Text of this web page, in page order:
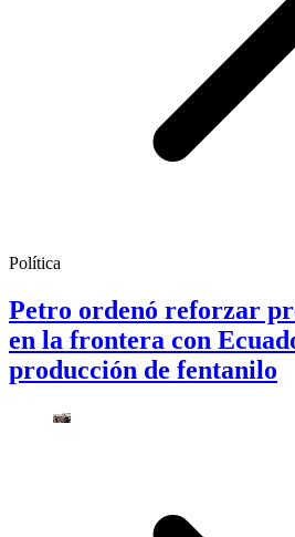
Política
Petro ordenó reforzar
en la frontera con
producción de fentanilo